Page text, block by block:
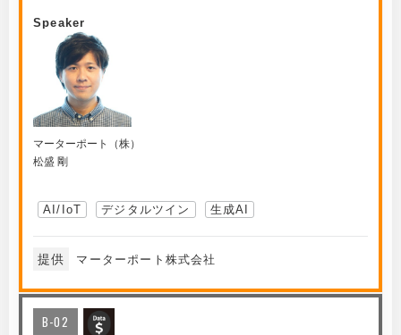
Speaker
マーターポート（株）
松盛 剛
AI/IoT デジタルツイン 生成AI
提供 マーターポート株式会社
B-02